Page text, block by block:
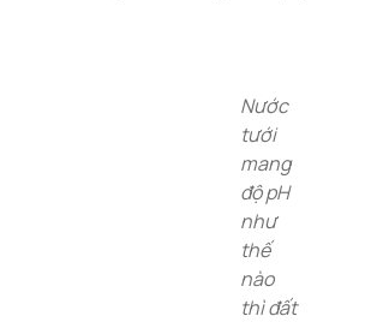
Nước
tưới
mang
độ pH
như
thế
nào
thì đất